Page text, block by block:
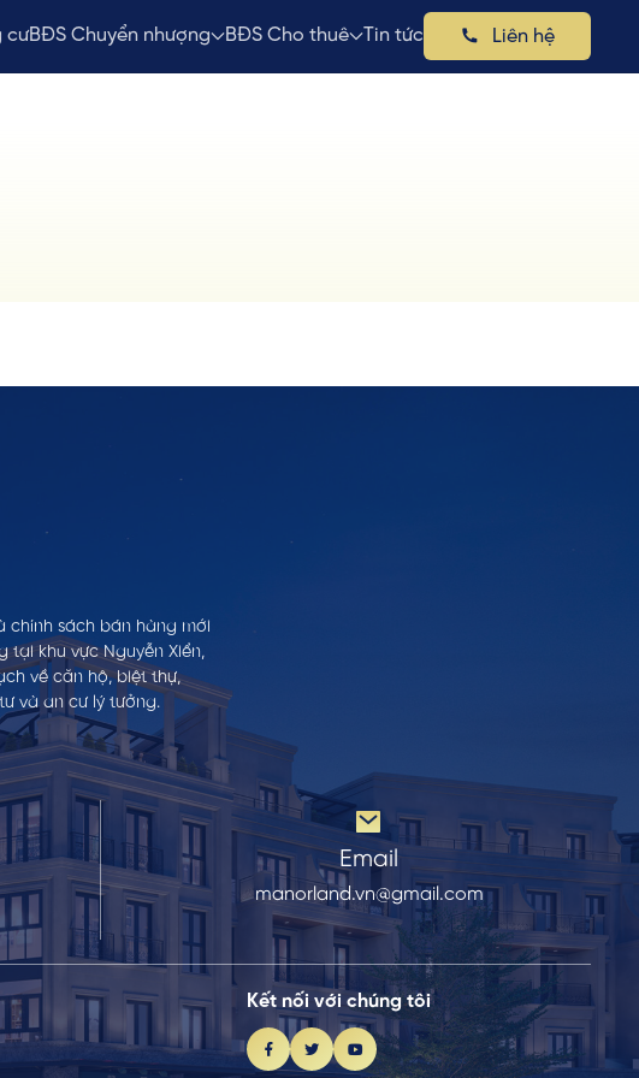
cưBĐS Chuyển nhượng BĐS Cho thuê Tin tức Liên hệ
chính sách bán hàng mới
tại khu vực Nguyễn Xiển,
về căn hộ, biệt thự,
và an cư lý tưởng.
Email
manorland.vn@gmail.com
Kết nối với chúng tôi